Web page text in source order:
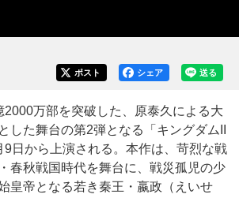
送る
シェア
ポスト
万部を突破した、原泰久による大
した舞台の第2弾となる「キングダムII
から上演される。本作は、苛烈な戦
春秋戦国時代を舞台に、戦災孤児の少
皇帝となる若き秦王・嬴政（えいせ